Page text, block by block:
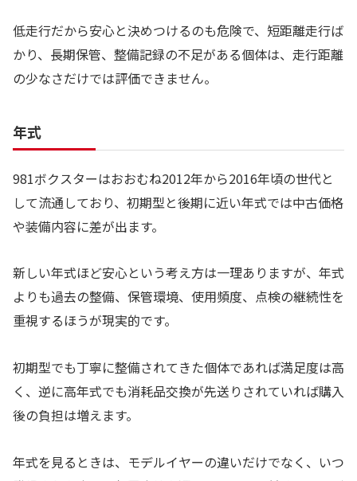
低走行だから安心と決めつけるのも危険で、短距離走行ば
かり、長期保管、整備記録の不足がある個体は、走行距離
の少なさだけでは評価できません。
年式
981ボクスターはおおむね2012年から2016年頃の世代と
して流通しており、初期型と後期に近い年式では中古価格
や装備内容に差が出ます。
新しい年式ほど安心という考え方は一理ありますが、年式
よりも過去の整備、保管環境、使用頻度、点検の継続性を
重視するほうが現実的です。
初期型でも丁寧に整備されてきた個体であれば満足度は高
く、逆に高年式でも消耗品交換が先送りされていれば購入
後の負担は増えます。
年式を見るときは、モデルイヤーの違いだけでなく、いつ